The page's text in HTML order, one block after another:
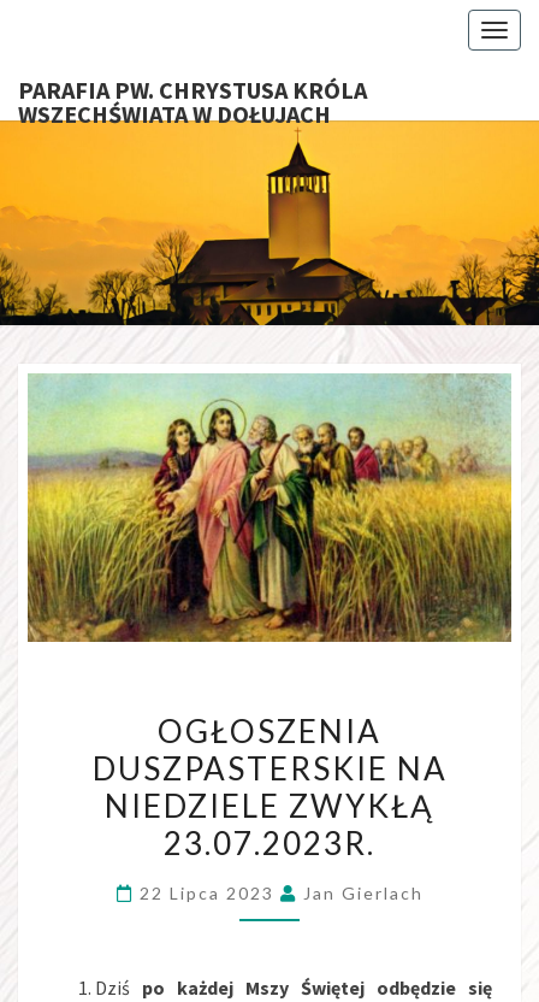
PARAFIA PW. CHRYSTUSA KRÓLA
WSZECHŚWIATA W DOŁUJACH
W
OGŁOSZENIA
DUSZPASTERSKIE NA
NIEDZIELE ZWYKŁĄ
23.07.2023R.
22 Lipca 2023 Jan Gierlach
Dziś po każdej Mszy Świętej odbędzie się